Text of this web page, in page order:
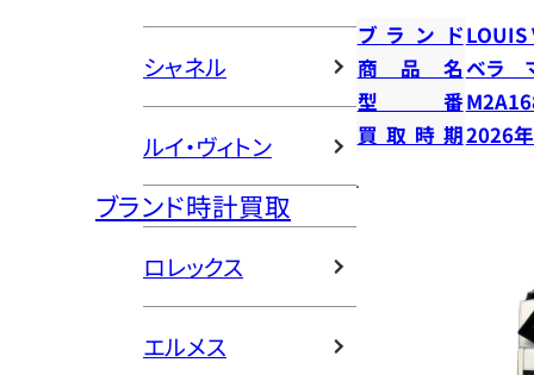
シャネル
ルイ・ヴィトン
ブランド時計買取
ロレックス
エルメス
ブランドLOUIS
商品名ベラ
型番
買取時期2026